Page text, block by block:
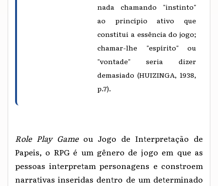
nada chamando "instinto"
ao princípio ativo que
constitui a essência do jogo;
chamar-lhe "espírito" ou
"vontade" seria dizer
demasiado (HUIZINGA, 1938,
p.7).
Role Play Game ou Jogo de Interpretação de
Papeis, o RPG é um gênero de jogo em que as
pessoas interpretam personagens e constroem
narrativas inseridas dentro de um determinado